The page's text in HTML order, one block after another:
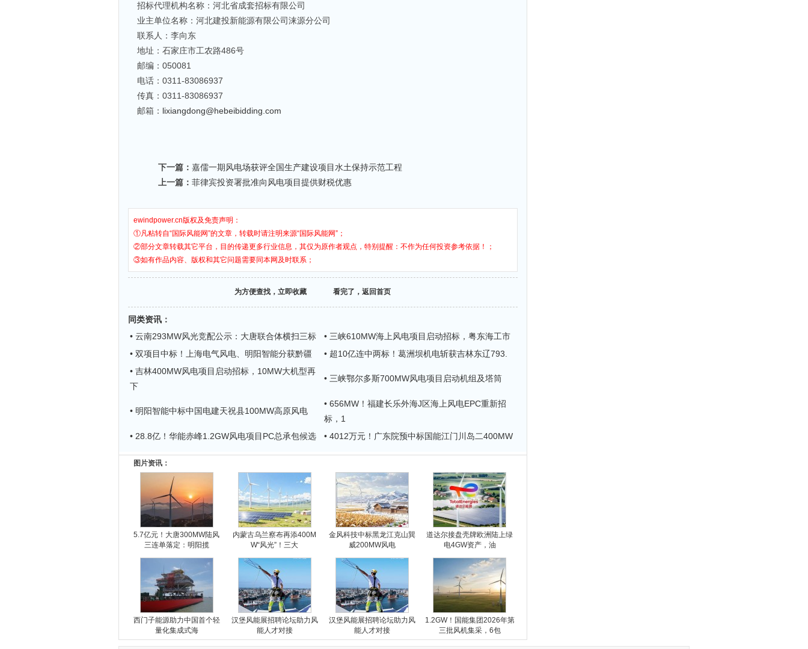
招标代理机构名称：河北省成套招标有限公司
业主单位名称：河北建投新能源有限公司涞源分公司
联系人：李向东
地址：石家庄市工农路486号
邮编：050081
电话：0311-83086937
传真：0311-83086937
邮箱： lixiangdong@hebeibidding.com
下一篇： 嘉儒一期风电场获评全国生产建设项目水土保持示范工程
上一篇： 菲律宾投资署批准向风电项目提供财税优惠
ewindpower.cn版权及免责声明：
①凡粘转自“国际风能网”的文章，转载时请注明来源“国际风能网”；
②部分文章转载其它平台，目的传递更多行业信息，其仅为原作者观点，特别提醒：不作为任何投资参考依据！；
③如有作品内容、版权和其它问题需要同本网及时联系；
为方便查找，立即收藏 看完了，返回首页
同类资讯 ：
• 云南293MW风光竞配公示：大唐联合体横扫三标
• 三峡610MW海上风电项目启动招标，粤东海工市
• 双项目中标！上海电气风电、明阳智能分获黔疆
• 超10亿连中两标！葛洲坝机电斩获吉林东辽793.
• 吉林400MW风电项目启动招标，10MW大机型再
下
• 三峡鄂尔多斯700MW风电项目启动机组及塔筒
• 明阳智能中标中国电建天祝县100MW高原风电
• 656MW！福建长乐外海J区海上风电EPC重新招
标，1
• 28.8亿！华能赤峰1.2GW风电项目PC总承包候选
• 4012万元！广东院预中标国能江门川岛二400MW
图片资讯：
5.7亿元！大唐300MW陆风
三连单落定：明阳揽
内蒙古乌兰察布再添400M
W“风光”！三大
金风科技中标黑龙江克山巽
威200MW风电
道达尔接盘壳牌欧洲陆上绿
电4GW资产，油
西门子能源助力中国首个轻
量化集成式海
汉堡风能展招聘论坛助力风
能人才对接
汉堡风能展招聘论坛助力风
能人才对接
1.2GW！国能集团2026年第
三批风机集采，6包